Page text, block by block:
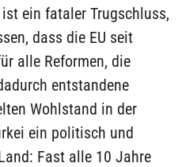
ein fataler Trugschluss,
dass die EU seit
alle Reformen, die
entstandene
Wohlstand in der
ein politisch und
Fast alle 10 Jahre